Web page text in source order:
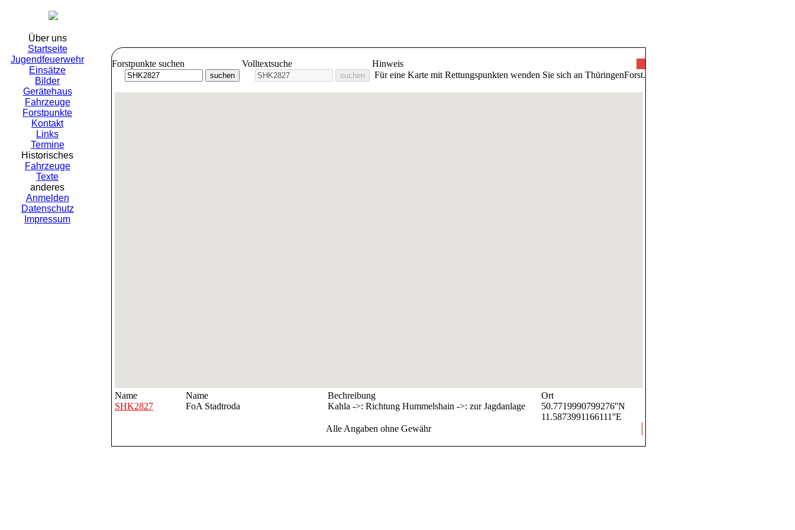
Über uns
Startseite
Jugendfeuerwehr
Einsätze
Bilder
Gerätehaus
Fahrzeuge
Forstpunkte
Kontakt
Links
Termine
Historisches
Fahrzeuge
Texte
anderes
Anmelden
Datenschutz
Impressum
Forstpunkte suchen Volltextsuche
Hinweis
Für eine Karte mit Rettungspunkten wenden Sie sich an ThüringenForst.
Name Name Bechreibung
Ort
SHK2827
FoA Stadtroda Kahla ->: Richtung Hummelshain ->: zur Jagdanlage
50.7719990799276''N
11.5873991166111''E
Alle Angaben ohne Gewähr